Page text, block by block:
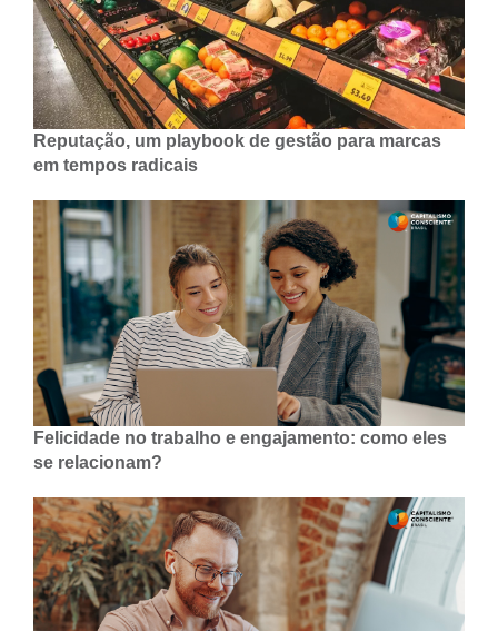
Reputação, um playbook de gestão para marcas
em tempos radicais
Felicidade no trabalho e engajamento: como eles
se relacionam?